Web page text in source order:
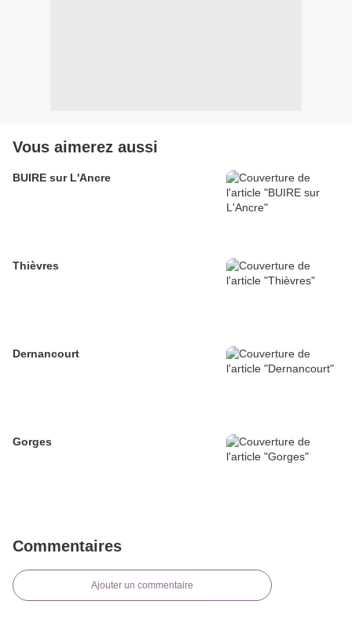
Vous aimerez aussi
BUIRE sur L'Ancre
Thièvres
Dernancourt
Gorges
Commentaires
Ajouter un commentaire